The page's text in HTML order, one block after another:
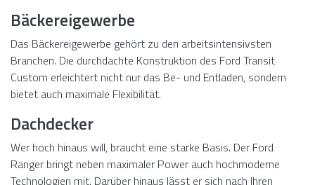
Bäckereigewerbe
Das Bäckereigewerbe gehört zu den arbeitsintensivsten
Branchen. Die durchdachte Konstruktion des Ford Transit
Custom erleichtert nicht nur das Be- und Entladen, sondern
bietet auch maximale Flexibilität.
Dachdecker
Wer hoch hinaus will, braucht eine starke Basis. Der Ford
Ranger bringt neben maximaler Power auch hochmoderne
Technologien mit. Darüber hinaus lässt er sich nach Ihren